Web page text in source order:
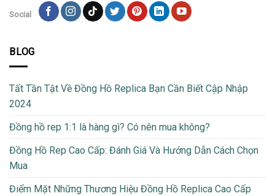
Social
BLOG
Tất Tần Tật Về Đồng Hồ Replica Bạn Cần Biết Cập Nhập
2024
Đồng hồ rep 1:1 là hàng gì? Có nên mua không?
Đồng Hồ Rep Cao Cấp: Đánh Giá Và Hướng Dẫn Cách Chọn
Mua
Điểm Mặt Những Thương Hiệu Đồng Hồ Replica Cao Cấp